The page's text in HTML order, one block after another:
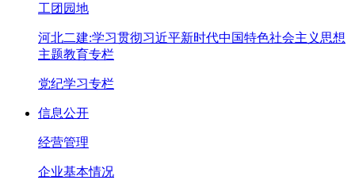
工团园地
河北二建:学习贯彻习近平新时代中国特色社会主义思想
主题教育专栏
党纪学习专栏
信息公开
经营管理
企业基本情况